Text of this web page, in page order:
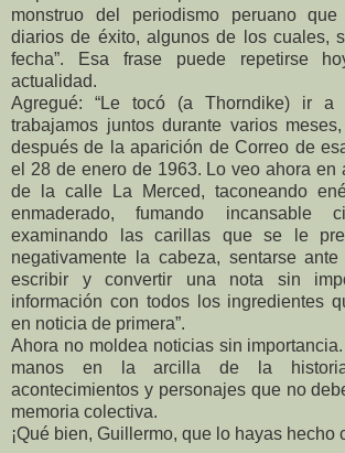
monstruo del periodismo peruano que
diarios de éxito, algunos de los cuales,
fecha”. Esa frase puede repetirse
actualidad.
Agregué: “Le tocó (a Thorndike) ir a
trabajamos juntos durante varios
después de la aparición de Correo de
el 28 de enero de 1963. Lo veo ahora en
de la calle La Merced, taconeando
enmaderado, fumando incansable
examinando las carillas que se le
negativamente la cabeza, sentarse
escribir y convertir una nota sin
información con todos los ingredientes
en noticia de primera”.
Ahora no moldea noticias sin
manos en la arcilla de la
acontecimientos y personajes que no
memoria colectiva.
¡Qué bien, Guillermo, que lo hayas hecho